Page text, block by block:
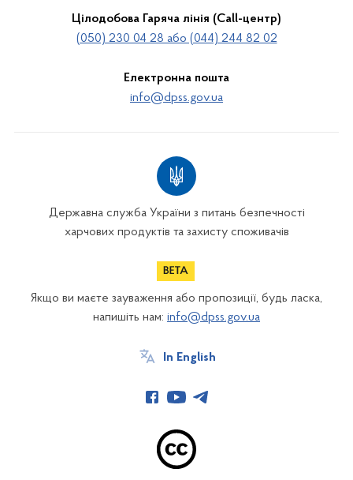
Цілодобова Гаряча лінія (Call-центр)
(050) 230 04 28 або (044) 244 82 02
Електронна пошта
info@dpss.gov.ua
Державна служба України з питань безпечності
харчових продуктів та захисту споживачів
Якщо ви маєте зауваження або пропозиції, будь ласка,
напишіть нам: info@dpss.gov.ua
In English